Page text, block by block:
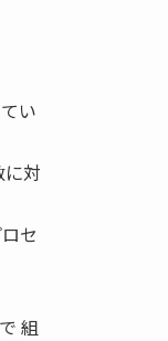
い
対
セ
組